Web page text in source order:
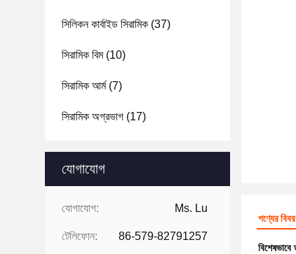
সিলিকন কার্বাইড সিরামিক (37)
সিরামিক বিম(10)
সিরামিক আর্ম(7)
সিরামিক অগ্রভাগ (17)
যোগাযোগ
যোগাযোগ: Ms. Lu
টেলিফোন: 86-579-82791257
পণ্যের
বিশেষভাবে